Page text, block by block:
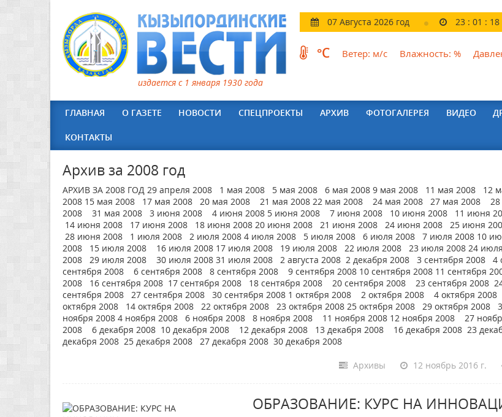
издается с 1 января 1930 года
07 Августа 2026 год 23 : 01 : 19
°C Ветер: м/с Влажность: %
ГЛАВНАЯ О ГАЗЕТЕ НОВОСТИ СПЕЦПРОЕКТЫ АРХИВ ФОТОГАЛЕРЕЯ ВИДЕО
КОНТАКТЫ
Архив за 2008 год
АРХИВ ЗА 2008 ГОД 29 апреля 2008 1 мая 2008 5 мая 2008 6 мая 2008 9 мая 2008 11 мая 2008 12
2008 15 мая 2008 17 мая 2008 20 мая 2008 21 мая 2008 22 мая 2008 24 мая 2008 27 мая 2008 28
2008 31 мая 2008 3 июня 2008 4 июня 2008 5 июня 2008 7 июня 2008 10 июня 2008 11 июня
14 июня 2008 17 июня 2008 18 июня 2008 20 июня 2008 21 июня 2008 24 июня 2008 25 июня
28 июня 2008 1 июля 2008 2 июля 2008 4 июля 2008 5 июля 2008 6 июля 2008 7 июля 2008 10
2008 15 июля 2008 16 июля 2008 17 июля 2008 19 июля 2008 22 июля 2008 23 июля 2008 24
2008 29 июля 2008 30 июля 2008 31 июля 2008 2 августа 2008 2 декабря 2008 3 сентября 2008 4
сентября 2008 6 сентября 2008 8 сентября 2008 9 сентября 2008 10 сентября 2008 11 сентября
2008 16 сентября 2008 17 сентября 2008 18 сентября 2008 20 сентября 2008 23 сентября 2008
сентября 2008 27 сентября 2008 30 сентября 2008 1 октября 2008 2 октября 2008 4 октября 2008
октября 2008 14 октября 2008 22 октября 2008 23 октября 2008 25 октября 2008 29 октября 2008
ноября 2008 4 ноября 2008 6 ноября 2008 8 ноября 2008 11 ноября 2008 12 ноября 2008 27
2008 6 декабря 2008 10 декабря 2008 12 декабря 2008 13 декабря 2008 16 декабря 2008 23
декабря 2008 25 декабря 2008 27 декабря 2008 30 декабря 2008
Архивы 12 ноябрь 2016 г.
ОБРАЗОВАНИЕ: КУРС НА